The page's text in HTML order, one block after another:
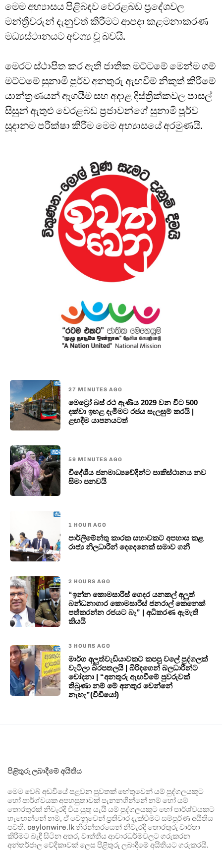
මෙම අභ්‍යාසය පිළිබඳව වෙරළබඩ ප්‍රදේශවල
මන්ත්‍රීවරුන් දැනුවත් කිරීමට ආපදා කළමනාකරණ
මධ්‍යස්ථානයට අවශ්‍ය වූ බවයි.
මෙරට ස්ථාපිත කර ඇති ජාතික මට්ටමේ මෙන්ම ගම්
මට්ටමේ සුනාමි පූර්ව අනතුරු ඇඟවීම් නිකුත් කිරීමේ
යාන්ත්‍රණයන් ඇගයීම සහ අදාළ දිස්ත්‍රික්කවල පාසල්
සිසුන් ඇතුළු වෙරළබඩ ප්‍රජාවන්ගේ සුනාමි පූර්ව
සූදානම පරීක්ෂා කිරීම මෙම අභ්‍යාසයේ අරමුණයි.
27 MINUTES AGO
මෙට්‍රෝ බස් රථ ඇණිය 2029 වන විට 500
දක්වා ඉහළ දැමීමට රජය සැලසුම් කරයි |
ළඟදීම යාපනයටත්
59 MINUTES AGO
විදේශීය ජනමාධ්‍යවේදීන්ට පාකිස්ථානය නව
සීමා පනවයි
1 HOUR AGO
පාර්ලිමේන්තු කාරක සභාවකට අපහාස කළ
රාජ්‍ය නිලධාරීන් දෙදෙනෙක් සමාව ගනී
2 HOURS AGO
“ඉන්න කොමසාරිස් ගෙදර යනකල් අලුත්
බන්ධනාගාර කොමසාරිස් ජනරාල් කෙනෙක්
පත්කරන්න රජයට බෑ” | අධිකරණ ඇමැති
කියයි
3 HOURS AGO
මාර්ග අලුත්වැඩියාවකට කපපු වලේ පුද්ගලක්
වැටිලා බරපතලයි | බිරිඳගෙන් බලධාරීන්ට
චෝදනා | “අනතුරු ඇඟවීමේ පුවරුවක්
තිබුණා නම් මේ අනතුර වෙන්නේ
නැහැ”(වීඩියෝ)
පිළිතුරු ලබාදීමේ අයිතිය
මෙම වෙබ් අඩවියේ පළවන පුවතක් හේතුවෙන් යම් පුද්ගලයකුට
හෝ පාර්ශ්වයක අපහසුතාවක් පැනනගින්නේ නම් හෝ යම්
තොරතුරක් නිවැරදි විය යුතු යැයි යම් පුද්ගලයකුට හෝ පාර්ශ්වයකට
හැඟෙන්නේ නම්, ඒ වෙනුවෙන් ප්‍රතිචාර දැක්වීමට සම්පූර්ණ අයිතිය
පවතී. ceylonwire.lk නිරන්තරයෙන් නිවැරදි තොරතුරු වාර්තා
කිරීමට බැඳී සිටින අතර, වෘත්තීය ආචාරධර්මවලට ගරුකරන
අන්තර්ජාල වේදිකාවක් ලෙස පිළිතුරු ලබාදීමේ අයිතියට ගරුකරයි.